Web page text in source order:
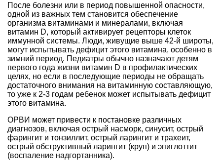
После болезни или в период повышенной опасности,
одной из важных тем становится обеспечение
организма витаминами и минералами, включая
витамин D, который активирует рецепторы клеток
иммунной системы. Люди, живущие выше 42-й широты,
могут испытывать дефицит этого витамина, особенно в
зимний период. Педиатры обычно назначают детям
первого года жизни витамин D в профилактических
целях, но если в последующие периоды не обращать
достаточного внимания на витаминную составляющую,
то уже к 2-3 годам ребенок может испытывать дефицит
этого витамина.
ОРВИ может привести к постановке различных
диагнозов, включая острый насморк, синусит, острый
фарингит и тонзиллит, острый ларингит и трахеит,
острый обструктивный ларингит (круп) и эпиглоттит
(воспаление надгортанника).